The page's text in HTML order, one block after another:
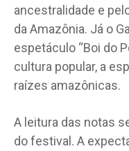
ancestralidade e
da Amazônia. Já o
espetáculo “Boi do
cultura popular, a
raízes amazônicas.
A leitura das notas
do festival. A